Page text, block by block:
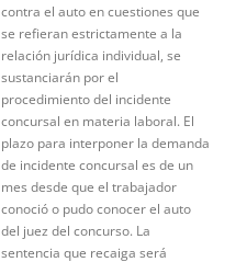
contra el auto en cuestiones que
se refieran estrictamente a la
relación jurídica individual, se
sustanciarán por el
procedimiento del incidente
concursal en materia laboral. El
plazo para interponer la demanda
de incidente concursal es de un
mes desde que el trabajador
conoció o pudo conocer el auto
del juez del concurso. La
sentencia que recaiga será